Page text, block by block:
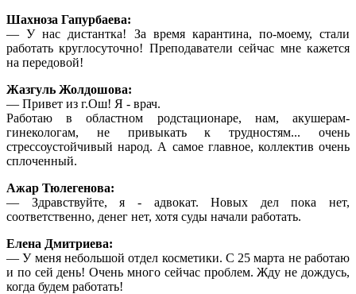
Шахноза Гапурбаева:
— У нас дистантка! За время карантина, по-моему, стали
работать круглосуточно! Преподаватели сейчас мне кажется
на передовой!
Жазгуль Жолдошова:
— Привет из г.Ош! Я - врач.
Работаю в областном родстационаре, нам, акушерам-
гинекологам, не привыкать к трудностям... очень
стрессоустойчивый народ. А самое главное, коллектив очень
сплоченный.
Ажар Тюлегенова:
— Здравствуйте, я - адвокат. Новых дел пока нет,
соответственно, денег нет, хотя суды начали работать.
Елена Дмитриева:
— У меня небольшой отдел косметики. С 25 марта не работаю
и по сей день! Очень много сейчас проблем. Жду не дождусь,
когда будем работать!